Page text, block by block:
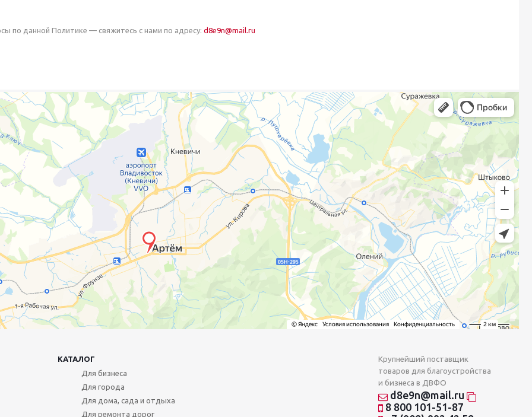
по данной Политике — свяжитесь с нами по адресу: d8e9n@mail.ru
КАТАЛОГ
Для бизнеса
Для города
Для дома, сада и отдыха
Для ремонта дорог
Крупнейший поставщик
товаров для благоустройства
и бизнеса в ДВФО
d8e9n@mail.ru
8 800 101-51-87